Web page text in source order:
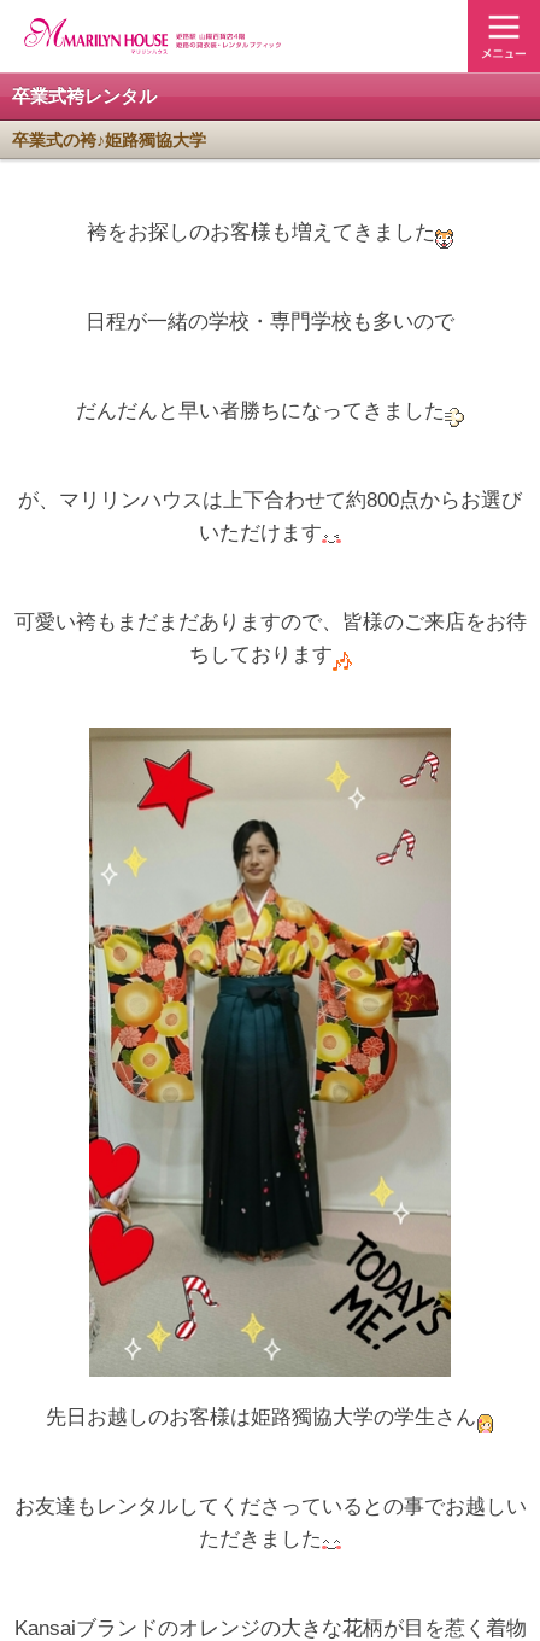
卒業式袴レンタル
卒業式の袴♪姫路獨協大学
袴をお探しのお客様も増えてきました
日程が一緒の学校・専門学校も多いので
だんだんと早い者勝ちになってきました
が、マリリンハウスは上下合わせて約800点からお選び
いただけます
可愛い袴もまだまだありますので、皆様のご来店をお待
ちしております
先日お越しのお客様は姫路獨協大学の学生さん
お友達もレンタルしてくださっているとの事でお越しい
ただきました
Kansaiブランドのオレンジの大きな花柄が目を惹く着物